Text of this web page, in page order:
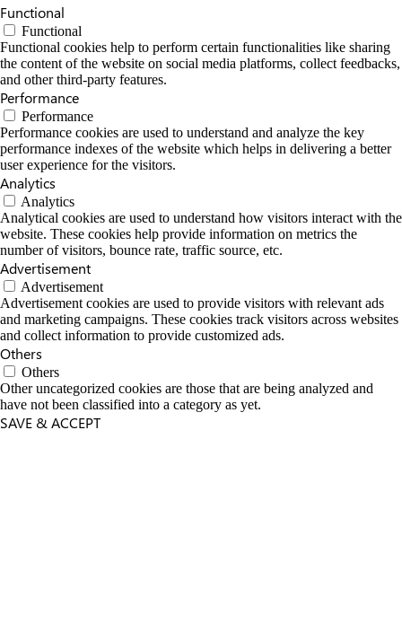
Functional
Functional
Functional cookies help to perform certain functionalities like sharing
the content of the website on social media platforms, collect feedbacks,
and other third-party features.
Performance
Performance
Performance cookies are used to understand and analyze the key
performance indexes of the website which helps in delivering a better
user experience for the visitors.
Analytics
Analytics
Analytical cookies are used to understand how visitors interact with the
website. These cookies help provide information on metrics the
number of visitors, bounce rate, traffic source, etc.
Advertisement
Advertisement
Advertisement cookies are used to provide visitors with relevant ads
and marketing campaigns. These cookies track visitors across websites
and collect information to provide customized ads.
Others
Others
Other uncategorized cookies are those that are being analyzed and
have not been classified into a category as yet.
SAVE & ACCEPT